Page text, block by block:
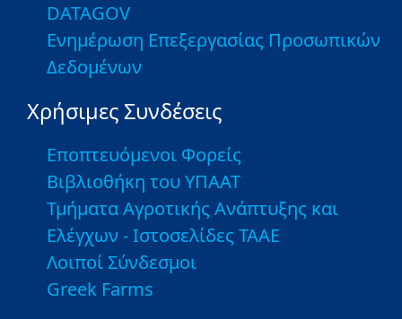
DATAGOV
Ενημέρωση Επεξεργασίας Προσωπικών
Δεδομένων
Χρήσιμες Συνδέσεις
Εποπτευόμενοι Φορείς
Βιβλιοθήκη του ΥΠΑΑΤ
Τμήματα Αγροτικής Ανάπτυξης και
Ελέγχων - Ιστοσελίδες ΤΑΑΕ
Λοιποί Σύνδεσμοι
Greek Farms